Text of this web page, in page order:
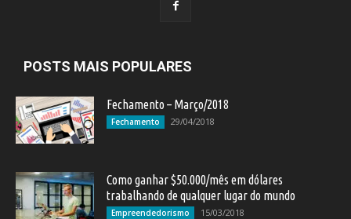
POSTS MAIS POPULARES
Fechamento – Março/2018
Fechamento 29/04/2018
Como ganhar $50.000/mês em dólares
trabalhando de qualquer lugar do mundo
Empreendedorismo 15/03/2018